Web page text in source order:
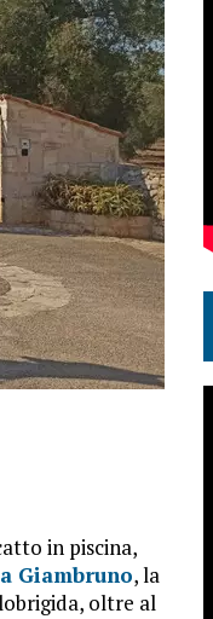
in piscina,
Giambruno, la
oltre al